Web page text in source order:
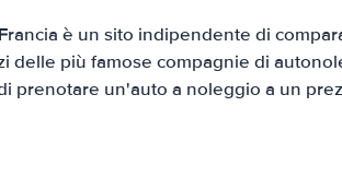
è un sito indipendente di
delle più famose compagnie di
prenotare un'auto a noleggio a un